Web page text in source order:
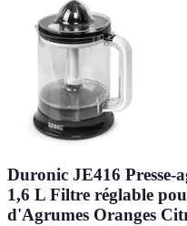
Duronic JE416 Presse-
1,6 L Filtre réglable
d'Agrumes Oranges